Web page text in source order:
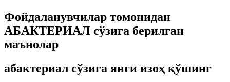
Фойдаланувчилар томонидан
АБАКТЕРИАЛ сўзига берилган
маънолар
абактериал сўзига янги изоҳ қўшинг